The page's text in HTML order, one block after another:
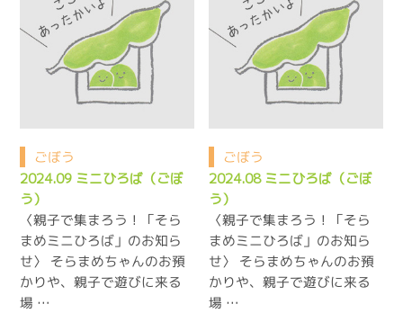
ごぼう
2024.09 ミニひろば（ごぼ
う）
〈親子で集まろう！「そら
まめミニひろば」のお知ら
せ〉 そらまめちゃんのお預
かりや、親子で遊びに来る
場 …
ごぼう
2024.08 ミニひろば（ごぼ
う）
〈親子で集まろう！「そら
まめミニひろば」のお知ら
せ〉 そらまめちゃんのお預
かりや、親子で遊びに来る
場 …